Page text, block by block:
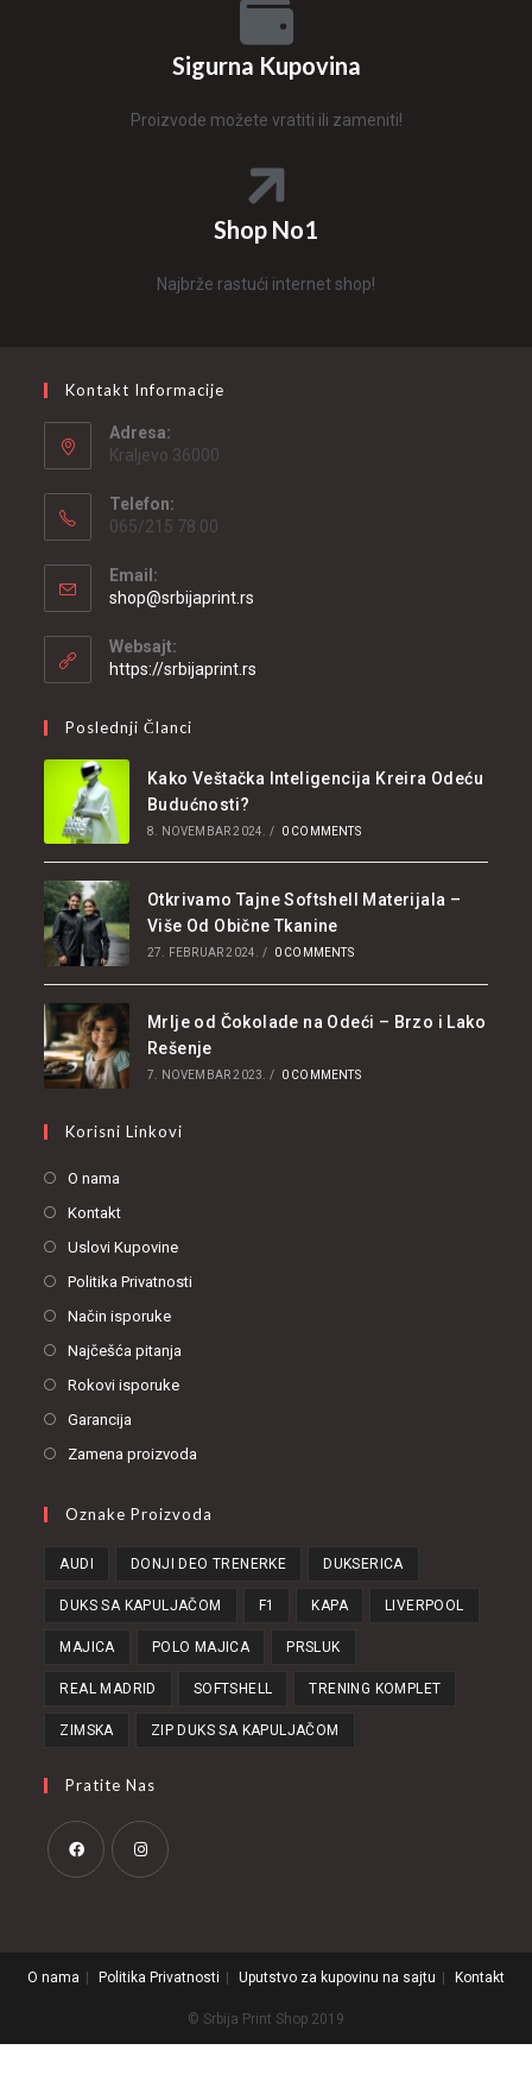
Sigurna Kupovina
Proizvode možete vratiti ili zameniti!
Shop No1
Najbrže rastući internet shop!
Kontakt Informacije
Adresa:
Kraljevo 36000
Telefon:
065/215 78 00
Email:
shop@srbijaprint.rs
Websajt:
https://srbijaprint.rs
Poslednji Članci
Kako Veštačka Inteligencija Kreira Odeću
Budućnosti?
8. NOVEMBAR 2024. / 0 COMMENTS
Otkrivamo Tajne Softshell Materijala –
Više Od Obične Tkanine
27. FEBRUAR 2024. / 0 COMMENTS
Mrlje od Čokolade na Odeći – Brzo i Lako
Rešenje
7. NOVEMBAR 2023. / 0 COMMENTS
Korisni Linkovi
O nama
Kontakt
Uslovi Kupovine
Politika Privatnosti
Način isporuke
Najčešća pitanja
Rokovi isporuke
Garancija
Zamena proizvoda
Oznake Proizvoda
AUDI DONJI DEO TRENERKE DUKSERICA
DUKS SA KAPULJAČOM F1 KAPA LIVERPOOL
MAJICA POLO MAJICA PRSLUK
REAL MADRID SOFTSHELL TRENING KOMPLET
ZIMSKA ZIP DUKS SA KAPULJAČOM
Pratite Nas
O nama Politika Privatnosti Uputstvo za kupovinu na sajtu Kontakt
© Srbija Print Shop 2019